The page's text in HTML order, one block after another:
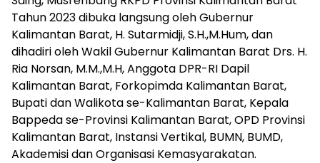
Tahun 2023 dibuka langsung oleh Gubernur
Kalimantan Barat, H. Sutarmidji, S.H.,M.Hum, dan
dihadiri oleh Wakil Gubernur Kalimantan Barat Drs. H.
Ria Norsan, M.M.,M.H, Anggota DPR-RI Dapil
Kalimantan Barat, Forkopimda Kalimantan Barat,
Bupati dan Walikota se-Kalimantan Barat, Kepala
Bappeda se-Provinsi Kalimantan Barat, OPD Provinsi
Kalimantan Barat, Instansi Vertikal, BUMN, BUMD,
Akademisi dan Organisasi Kemasyarakatan.